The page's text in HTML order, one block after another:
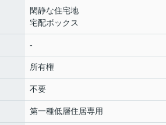
閑静な住宅地
宅配ボックス
-
所有権
不要
第一種低層住居専用